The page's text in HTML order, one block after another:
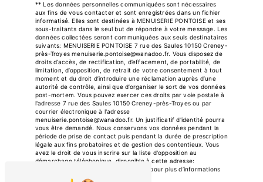
** Les données personnelles communiquées sont nécessaires
aux fins de vous contacter et sont enregistrées dans un fichier
informatisé. Elles sont destinées à MENUISERIE PONTOISE et ses
sous-traitants dans le seul but de répondre à votre message. Les
données collectées seront communiquées aux seuls destinataires
suivants: MENUISERIE PONTOISE 7 rue des Saules 10150 Creney-
près-Troyes menuiserie.pontoise@wanadoo.fr. Vous disposez de
droits d’accès, de rectification, d’effacement, de portabilité, de
limitation, d’opposition, de retrait de votre consentement à tout
moment et du droit d’introduire une réclamation auprès d’une
autorité de contrôle, ainsi que d’organiser le sort de vos données
post-mortem. Vous pouvez exercer ces droits par voie postale à
l'adresse 7 rue des Saules 10150 Creney-près-Troyes ou par
courrier électronique à l'adresse
menuiserie.pontoise@wanadoo.fr. Un justificatif d'identité pourra
vous être demandé. Nous conservons vos données pendant la
période de prise de contact puis pendant la durée de prescription
légale aux fins probatoires et de gestion des contentieux. Vous
avez le droit de vous inscrire sur la liste d'opposition au
démarchage téléphonique, disponible à cette adresse:
. Consultez le site cnil.fr pour plus d’informations
sur vos droits.